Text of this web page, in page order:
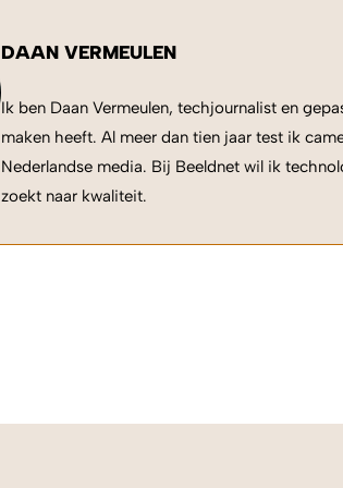
DAAN VERMEULEN
Ik ben Daan Vermeulen, techjournalist en
maken heeft. Al meer dan tien jaar test ik
Nederlandse media. Bij Beeldnet wil ik
zoekt naar kwaliteit.